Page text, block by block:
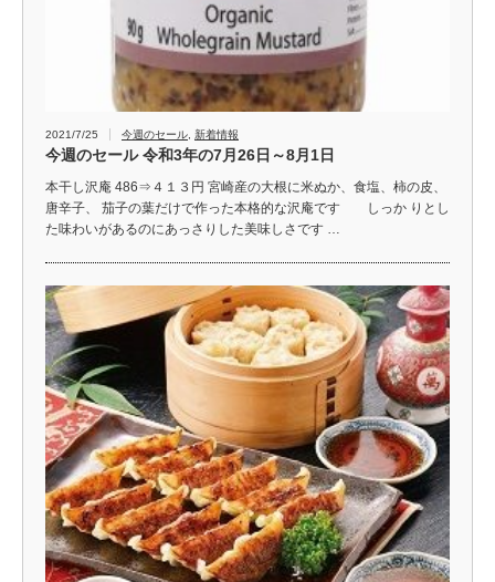
2021/7/25 今週のセール 新着情報
今週のセール 令和3年の7月26日～8月1日
本干し沢庵 486⇒４１３円 宮崎産の大根に米ぬか、食塩、柿の皮、
唐辛子、 茄子の葉だけで作った本格的な沢庵です しっか りとし
た味わいがあるのにあっさりした美味しさです …